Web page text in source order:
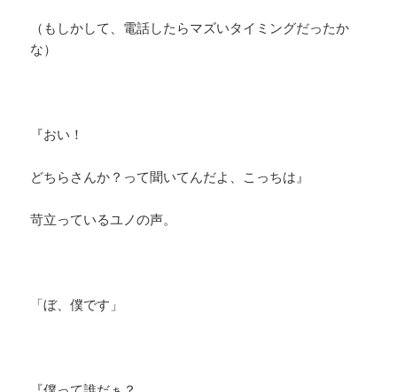
（もしかして、電話したらマズいタイミングだったか
な）
『おい！
どちらさんか？って聞いてんだよ、こっちは』
苛立っているユノの声。
​「ぼ、僕です」